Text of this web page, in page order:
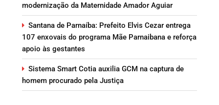
modernização da Maternidade Amador Aguiar
Santana de Parnaíba: Prefeito Elvis Cezar entrega
107 enxovais do programa Mãe Parnaibana e reforça
apoio às gestantes
Sistema Smart Cotia auxilia GCM na captura de
homem procurado pela Justiça